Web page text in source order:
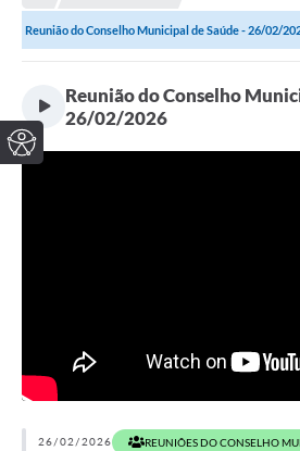
Reunião do Conselho Municipal de Saúde - 26/02/
Reunião do Conselho
26/02/2026
26/02/2026
REUNIÕES DO CONSELHO